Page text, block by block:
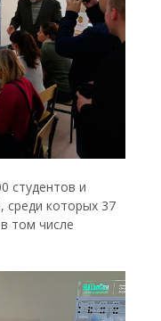
студентов и
среди которых 37
том числе